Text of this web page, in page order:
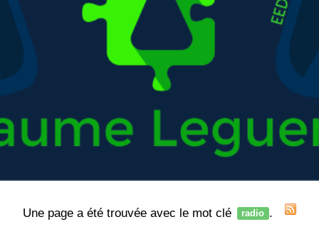
Une page a été trouvée avec le mot clé radio .